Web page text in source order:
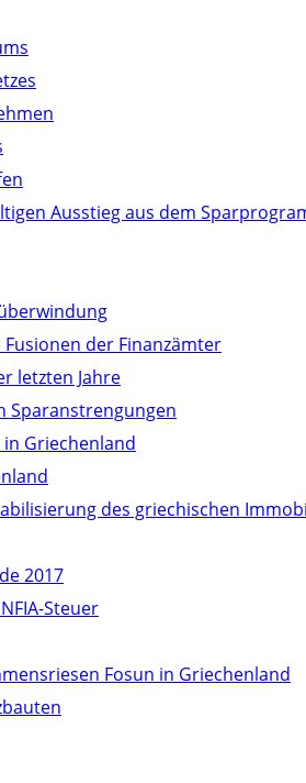
Ausstieg aus dem
der Finanzämter
letzten Jahre
Sparanstrengungen
Griechenland
des griechischen
2017
Steuer
Fosun in Griechenland